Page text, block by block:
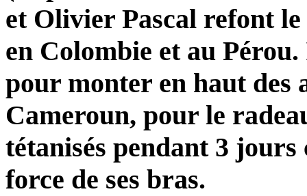
et Olivier Pascal refont
en Colombie et au
pour monter en haut des
Cameroun, pour le
tétanisés pendant 3
force de ses bras.